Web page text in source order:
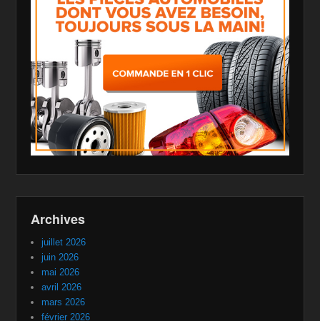
Archives
juillet 2026
juin 2026
mai 2026
avril 2026
mars 2026
février 2026